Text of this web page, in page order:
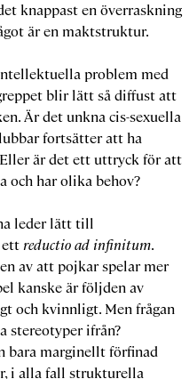
knappast en överraskning
är en maktstruktur.
problem med
blir lätt så diffust att
Är det unkna cis-sexuella
fortsätter att ha
är det ett uttryck för att
och har olika behov?
leder lätt till
ettreductio ad infinitum.
av att pojkar spelar mer
kanske är följden av
och kvinnligt. Men frågan
stereotyper ifrån?
bara marginellt förfinad
i alla fall strukturella